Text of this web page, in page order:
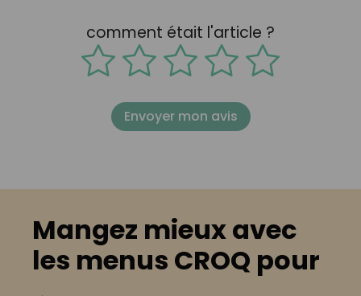
comment était l'article ?
Envoyer mon avis
Mangez mieux avec
les menus CROQ pour